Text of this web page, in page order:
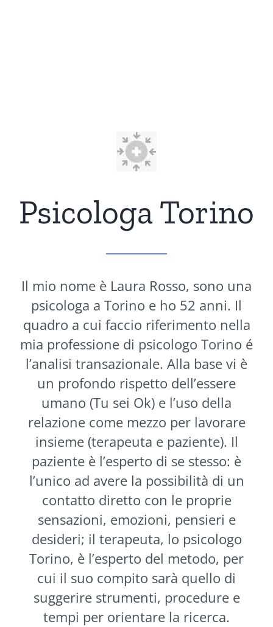
Psicologa Torino
Il mio nome è Laura Rosso, sono una
psicologa a Torino e ho 52 anni. Il
quadro a cui faccio riferimento nella
mia professione di psicologo Torino é
l’analisi transazionale. Alla base vi è
un profondo rispetto dell’essere
umano (Tu sei Ok) e l’uso della
relazione come mezzo per lavorare
insieme (terapeuta e paziente). Il
paziente è l’esperto di se stesso: è
l’unico ad avere la possibilità di un
contatto diretto con le proprie
sensazioni, emozioni, pensieri e
desideri; il terapeuta, lo psicologo
Torino, è l’esperto del metodo, per
cui il suo compito sarà quello di
suggerire strumenti, procedure e
tempi per orientare la ricerca.